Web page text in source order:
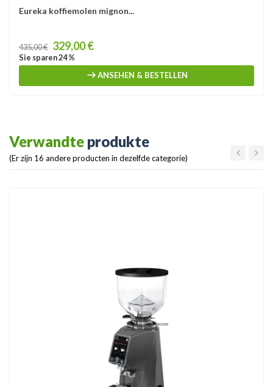
Eureka koffiemolen mignon...
Price
435,00 € 329,00 €
Sie sparen 24 %
ANSEHEN & BESTELLEN
Verwandte produkte
(Er zijn 16 andere producten in dezelfde categorie)